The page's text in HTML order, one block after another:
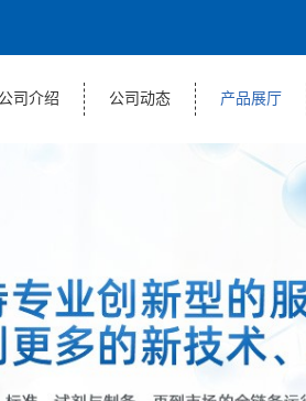
公司介绍 公司动态 产品展厅